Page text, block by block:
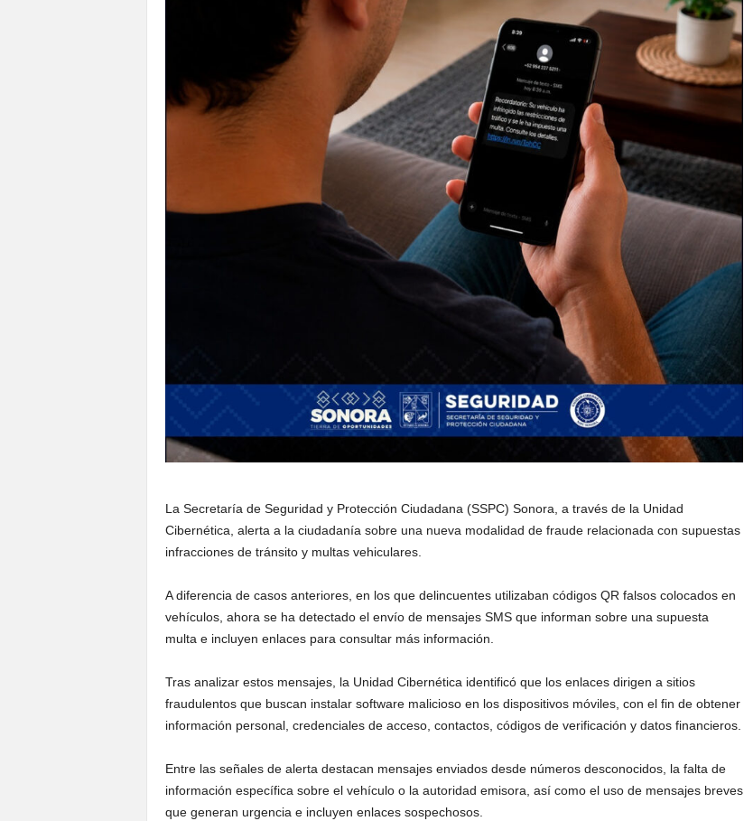
La Secretaría de Seguridad y Protección Ciudadana (SSPC) Sonora, a través de la Unidad
Cibernética, alerta a la ciudadanía sobre una nueva modalidad de fraude relacionada con supuestas
infracciones de tránsito y multas vehiculares.
A diferencia de casos anteriores, en los que delincuentes utilizaban códigos QR falsos colocados en
vehículos, ahora se ha detectado el envío de mensajes SMS que informan sobre una supuesta
multa e incluyen enlaces para consultar más información.
Tras analizar estos mensajes, la Unidad Cibernética identificó que los enlaces dirigen a sitios
fraudulentos que buscan instalar software malicioso en los dispositivos móviles, con el fin de obtener
información personal, credenciales de acceso, contactos, códigos de verificación y datos financieros.
Entre las señales de alerta destacan mensajes enviados desde números desconocidos, la falta de
información específica sobre el vehículo o la autoridad emisora, así como el uso de mensajes breves
que generan urgencia e incluyen enlaces sospechosos.